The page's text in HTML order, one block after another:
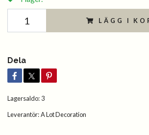
LÄGG I
Dela
Lagersaldo: 3
Leverantör:A Lot Decoration